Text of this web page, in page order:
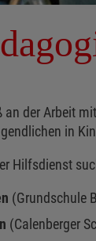
an der Arbeit
in
Hilfsdienst
(Grundschule
(Calenberger